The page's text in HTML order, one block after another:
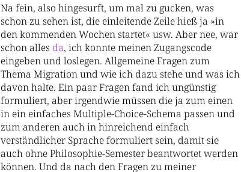
Na fein, also hingesurft, um mal zu gucken, was
schon zu sehen ist, die einleitende Zeile hieß ja »in
den kommenden Wochen startet« usw. Aber nee, war
schon alles da, ich konnte meinen Zugangscode
eingeben und loslegen. Allgemeine Fragen zum
Thema Migration und wie ich dazu stehe und was ich
davon halte. Ein paar Fragen fand ich ungünstig
formuliert, aber irgendwie müssen die ja zum einen
in ein einfaches Multiple-Choice-Schema passen und
zum anderen auch in hinreichend einfach
verständlicher Sprache formuliert sein, damit sie
auch ohne Philosophie-Semester beantwortet werden
können. Und da nach den Fragen zu meiner